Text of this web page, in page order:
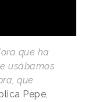
que ha
usábamos
que
Pepe,